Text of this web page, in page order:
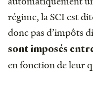
régime, la SCI est
donc pas d’impôts
sont imposés
en fonction de leur